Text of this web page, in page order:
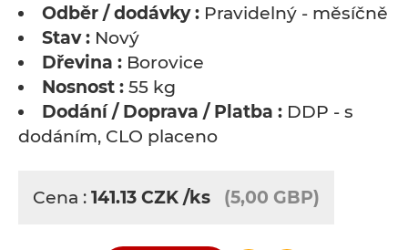
Odběr / dodávky : Pravidelný - měsíčně
Stav : Nový
Dřevina : Borovice
Nosnost : 55 kg
Dodání / Doprava / Platba : DDP - s
dodáním, CLO placeno
Cena : 141.13 CZK /ks (5,00 GBP)